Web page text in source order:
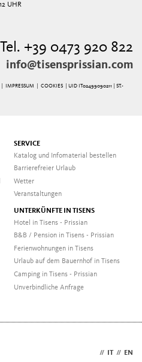
UHR
Tel. +39 0473 920 822
info@tisensprissian.com
IMPRESSUM |COOKIES
| UID IT02499090211 | ST.-
SERVICE
Katalog und Infomaterial bestellen
Barrierefreier Urlaub
Wetter
Veranstaltungen
UNTERKÜNFTE IN TISENS
Hotel in Tisens - Prissian
B&B / Pension in Tisens - Prissian
Ferienwohnungen in Tisens
Urlaub auf dem Bauernhof in Tisens
Camping in Tisens - Prissian
Unverbindliche Anfrage
// IT // EN